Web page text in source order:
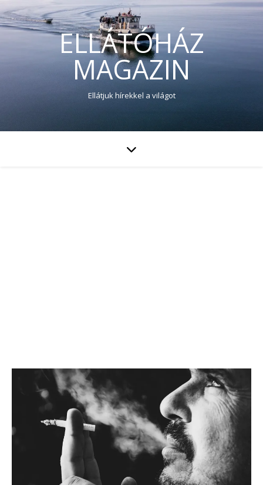
ELLÁTÓHÁZ
MAGAZIN
Ellátjuk hírekkel a világot